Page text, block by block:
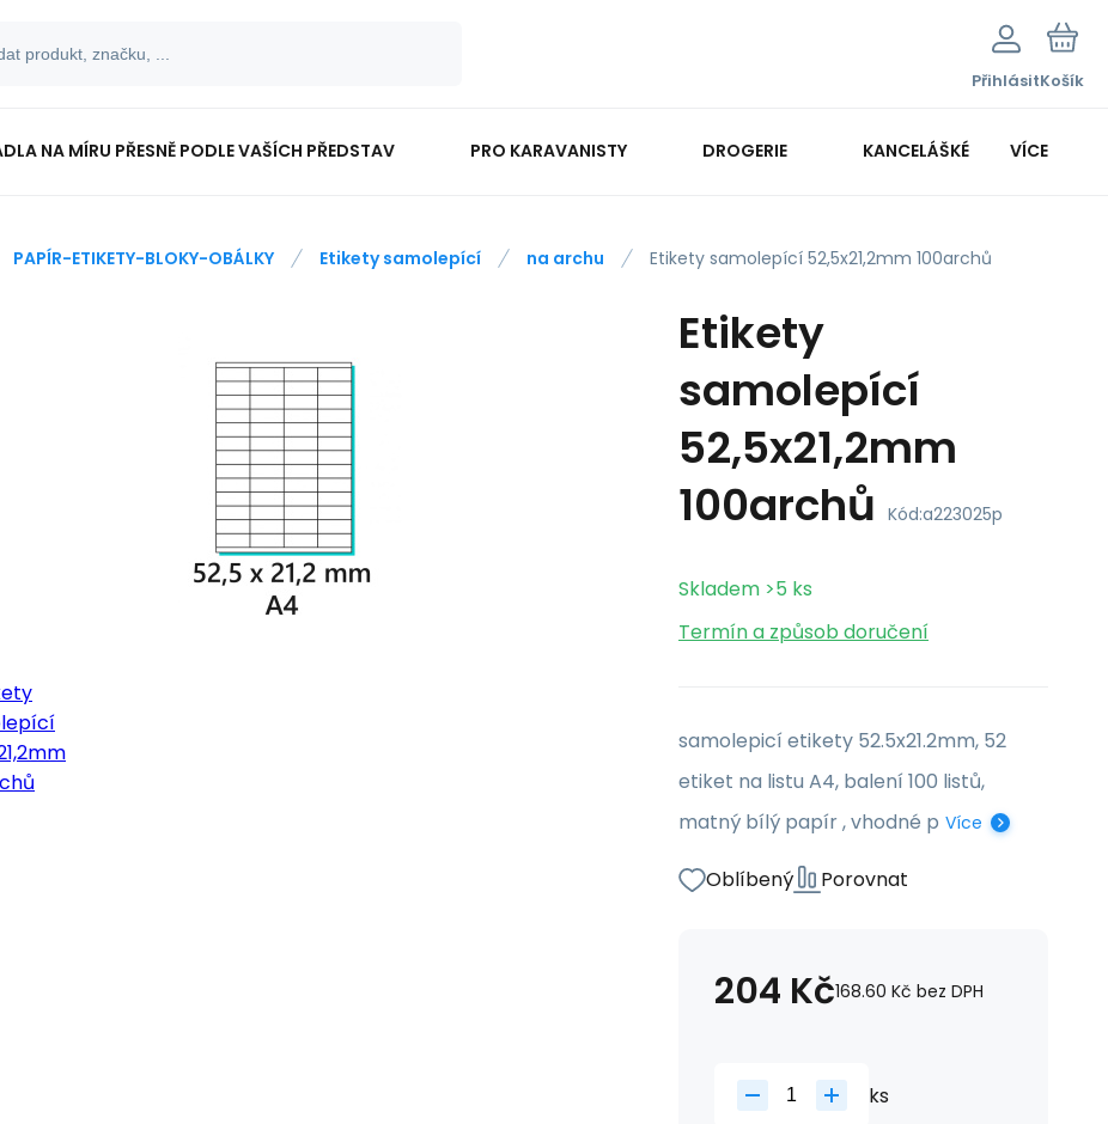
PřihlásitKošík
NA MÍRU PŘESNĚ PODLE VAŠÍCH PŘEDSTAV PRO KARAVANISTY DROGERIE KANCELÁŠKÉ POTŘEBY
VÍCE
PAPÍR-ETIKETY-BLOKY-OBÁLKY Etikety samolepící na archu Etikety samolepící 52,5x21,2mm 100archů
Etikety
samolepící
52,5x21,2mm
100archů Kód:a223025p
Skladem >5 ks
Termín a způsob doručení
samolepicí etikety 52.5x21.2mm, 52
etiket na listu A4, balení 100 listů,
matný bílý papír , vhodné p Více
Oblíbený Porovnat
204 Kč168.60 Kč bez DPH
ks